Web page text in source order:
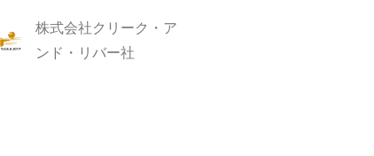
株式会社クリーク・ア
ンド・リバー社